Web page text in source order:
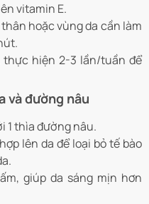
vitamin E.
hoặc vùng da cần làm
thực hiện 2-3 lần/tuần để
và đường nâu
1 thìa đường nâu.
lên da để loại bỏ tế bào
giúp da sáng mịn hơn